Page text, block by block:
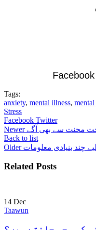
Tags:
anxiety, mental illness, mental
Stress
Facebook Twitter
Newer محنت سے بھی آگے
Back to list
Older چند بنیادی معلومات
Related Posts
14 Dec
Taawun